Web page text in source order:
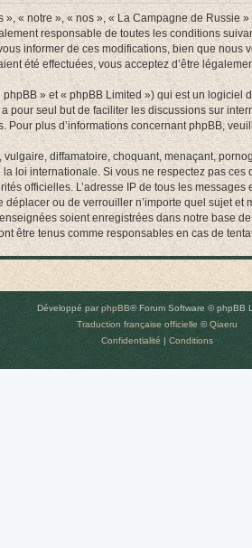
« notre », « nos », « La Campagne de Russie
responsable de toutes les conditions
informer de ces modifications, bien que
été effectuées, vous acceptez d’être
» et « phpBB Limited ») qui est un logiciel
pour seul but de faciliter les discussions sur
Pour plus d’informations concernant phpBB,
diffamatoire, choquant, menaçant,
loi internationale. Si vous ne respectez pas
officielles. L’adresse IP de tous les
ou de verrouiller n’importe quel sujet
soient enregistrées dans notre base
être tenus comme responsables en cas de
Développé par phpBB® Forum Software © phpBB
Traduction française officielle ©Qiaeru
Confidentialité | Conditions